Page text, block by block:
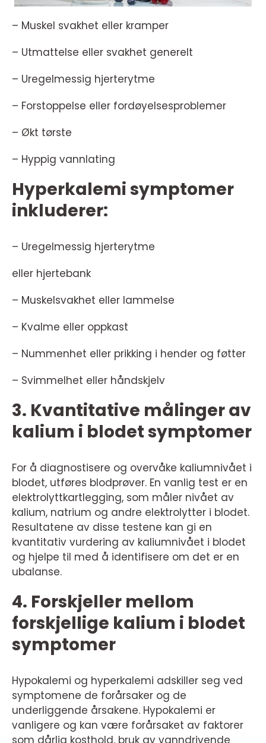
– Muskel svakhet eller kramper
– Utmattelse eller svakhet generelt
– Uregelmessig hjerterytme
– Forstoppelse eller fordøyelsesproblemer
– Økt tørste
– Hyppig vannlating
Hyperkalemi symptomer
inkluderer:
– Uregelmessig hjerterytme
eller hjertebank
– Muskelsvakhet eller lammelse
– Kvalme eller oppkast
– Nummenhet eller prikking i hender og føtter
– Svimmelhet eller håndskjelv
3. Kvantitative målinger av
kalium i blodet symptomer
For å diagnostisere og overvåke kaliumnivået i
blodet, utføres blodprøver. En vanlig test er en
elektrolyttkartlegging, som måler nivået av
kalium, natrium og andre elektrolytter i blodet.
Resultatene av disse testene kan gi en
kvantitativ vurdering av kaliumnivået i blodet
og hjelpe til med å identifisere om det er en
ubalanse.
4. Forskjeller mellom
forskjellige kalium i blodet
symptomer
Hypokalemi og hyperkalemi adskiller seg ved
symptomene de forårsaker og de
underliggende årsakene. Hypokalemi er
vanligere og kan være forårsaket av faktorer